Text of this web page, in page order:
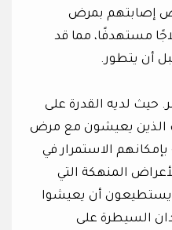
إصابتهم بمرض
مستهدفًا، مما قد
أن يتطور.
حيث لديه القدرة على
الذين يعيشون مع مرض
الاستمرار في
المنهكة التي
يستطيعون أن يعيشوا
السيطرة على